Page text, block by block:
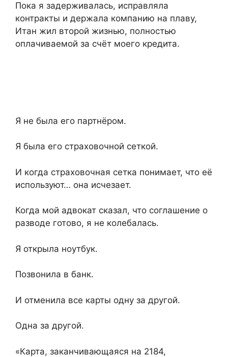
Пока я задерживалась, исправляла
контракты и держала компанию на плаву,
Итан жил второй жизнью, полностью
оплачиваемой за счёт моего кредита.
Я не была его партнёром.
Я была его страховочной сеткой.
И когда страховочная сетка понимает, что её
используют… она исчезает.
Когда мой адвокат сказал, что соглашение о
разводе готово, я не колебалась.
Я открыла ноутбук.
Позвонила в банк.
И отменила все карты одну за другой.
Одна за другой.
«Карта, заканчивающаяся на 2184,